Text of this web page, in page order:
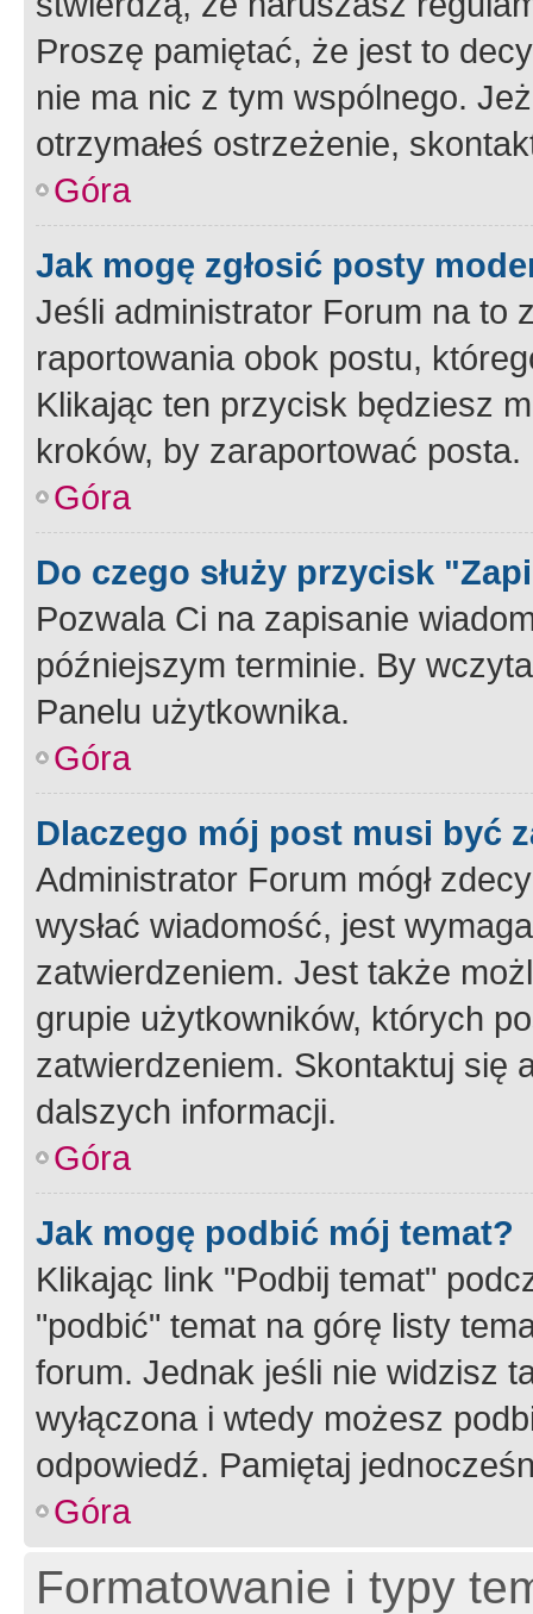
Proszę pamiętać, że jest to
nie ma nic z tym wspólnego.
otrzymałeś ostrzeżenie,
Góra
Jak mogę zgłosić posty
Jeśli administrator Forum na to
raportowania obok postu,
Klikając ten przycisk będziesz
kroków, by zaraportować posta.
Góra
Do czego służy przycisk
Pozwala Ci na zapisanie
późniejszym terminie. By
Panelu użytkownika.
Góra
Dlaczego mój post musi być
Administrator Forum mógł
wysłać wiadomość, jest
zatwierdzeniem. Jest także
grupie użytkowników, których
zatwierdzeniem. Skontaktuj się
dalszych informacji.
Góra
Jak mogę podbić mój temat?
Klikając link "Podbij temat"
"podbić" temat na górę listy
forum. Jednak jeśli nie widzisz
wyłączona i wtedy możesz
odpowiedź. Pamiętaj
Góra
Formatowanie i typy